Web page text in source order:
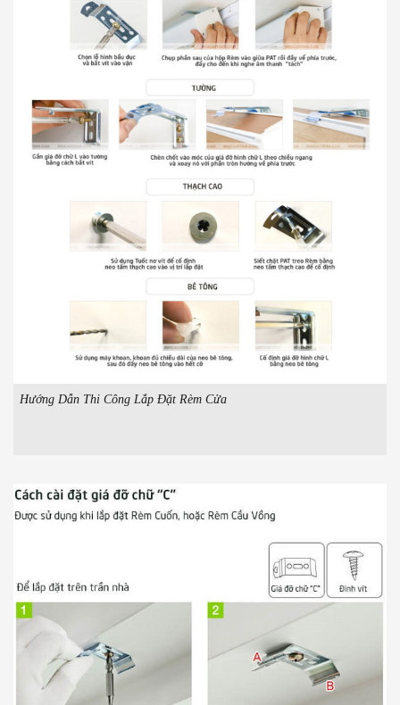
Hướng Dẫn Thi Công Lắp Đặt Rèm Cửa